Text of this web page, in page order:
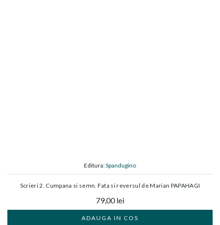
Editura:Spandugino
Scrieri 2. Cumpana si semn. Fata si reversul de Marian PAPAHAGI
79,00 lei
ADAUGA IN COS